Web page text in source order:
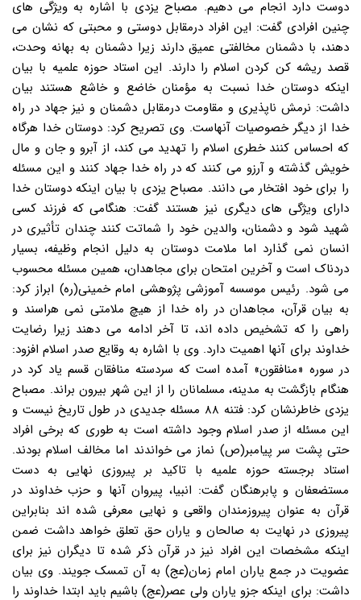
دوست دارد انجام می دهیم. مصباح یزدی با اشاره به ویژگی های
چنین افرادی گفت: این افراد درمقابل دوستی و محبتی که نشان می
دهند، با دشمنان مخالفتی عمیق دارند زیرا دشمنان به بهانه وحدت،
قصد ریشه کن کردن اسلام را دارند. این استاد حوزه علمیه با بیان
اینکه دوستان خدا نسبت به مؤمنان خاضع و خاشع هستند بیان
داشت: نرمش ناپذیری و مقاومت درمقابل دشمنان و نیز جهاد در راه
خدا از دیگر خصوصیات آنهاست. وی تصریح کرد: دوستان خدا هرگاه
که احساس کنند خطری اسلام را تهدید می کند، از آبرو و جان و مال
خویش گذشته و آرزو می کنند که در راه خدا جهاد کنند و این مسئله
را برای خود افتخار می دانند. مصباح یزدی با بیان اینکه دوستان خدا
دارای ویژگی های دیگری نیز هستند گفت: هنگامی که فرزند کسی
شهید شود و دشمنان، والدین خود را شماتت کنند چندان تأثیری در
انسان نمی گذارد اما ملامت دوستان به دلیل انجام وظیفه، بسیار
دردناک است و آخرین امتحان برای مجاهدان، همین مسئله محسوب
می شود. رئیس موسسه آموزشی پژوهشی امام خمینی(ره) ابراز کرد:
به بیان قرآن، مجاهدان در راه خدا از هیچ ملامتی نمی هراسند و
راهی را که تشخیص داده اند، تا آخر ادامه می دهند زیرا رضایت
خداوند برای آنها اهمیت دارد. وی با اشاره به وقایع صدر اسلام افزود:
در سوره «منافقون» آمده است که سردسته منافقان قسم یاد کرد در
هنگام بازگشت به مدینه، مسلمانان را از این شهر بیرون براند. مصباح
یزدی خاطرنشان کرد: فتنه ۸۸ مسئله جدیدی در طول تاریخ نیست و
این مسئله از صدر اسلام وجود داشته است به طوری که برخی افراد
حتی پشت سر پیامبر(ص) نماز می خواندند اما مخالف اسلام بودند.
استاد برجسته حوزه علمیه با تاکید بر پیروزی نهایی به دست
مستضعفان و پابرهنگان گفت: انبیا، پیروان آنها و حزب خداوند در
قرآن به عنوان پیروزمندان واقعی و نهایی معرفی شده اند بنابراین
پیروزی در نهایت به صالحان و یاران حق تعلق خواهد داشت ضمن
اینکه مشخصات این افراد نیز در قرآن ذکر شده تا دیگران نیز برای
عضویت در جمع یاران امام زمان(عج) به آن تمسک جویند. وی بیان
داشت: برای اینکه جزو یاران ولی عصر(عج) باشیم باید ابتدا خداوند را